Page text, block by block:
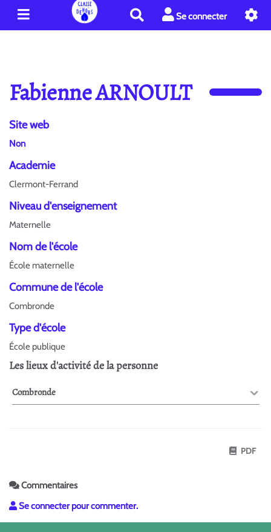
e
r
c
Se connecter
Fabienne ARNOULT
Site web
Non
Academie
Clermont-Ferrand
Niveau d'enseignement
Maternelle
Nom de l'école
École maternelle
Commune de l'école
Combronde
Type d'école
École publique
Les lieux d'activité de la personne
Combronde
PDF
Commentaires
Se connecter pour commenter.